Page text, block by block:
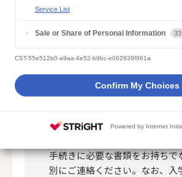
Service List
Sale or Share of Personal Information 33
CST-55e512b0-a9aa-4e52-b9bc-e062839f961a
Confirm My Choices
Powered by Internet
POINT 入学時本人確認の
ます。端末をお持ちでない方は
人確認の実施までにご用意くだ
れる場合、以下の「必要環境」
手続きに必要な書類をお持ちで
別にご連絡ください。なお、入